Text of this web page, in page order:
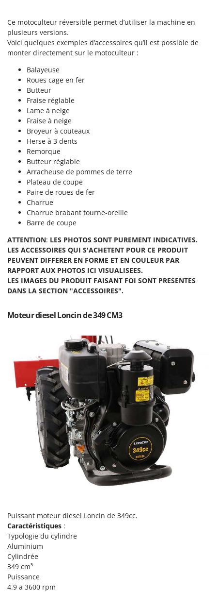
Pulvérisateurs portés
R
Rafraîchisseurs d'air par évaporation
Râpes à fromage électriques
Râteaux pour tracteur
Remplisseuses
Robots nettoyeurs de piscine
Robots Tondeuses
Rogneuses de souches
Rouleaux pour tracteur
Scies à os
Scies à Ruban
Scies alternatives à batterie
Scies de jardin télescopiques
Sécateurs électriques à batterie
Sécateurs et Échenilloirs manuels
Sécateurs pneumatiques
Semoirs et Épandeurs d'engrais
Soufreuses - Poudreuses à dos
Soufreuses - Poudreuses pour tracteur
Taille-haies
Taille-haies à bras pour tracteur
Tarières
Tondeuses à Gazon
Tondeuses autoportées
Tondeuses débroussailleuses thermiques
Trancheuses
Trancheuses de sol
Treuils de débardage
Tronçonneuses
V
Vêtements de Sécurité
Vibroculteurs à tracteur
GVS
GYS
Hailo
Helvi
Henx
HiKOKI
Honda
Idromatic
Il-Tec
Imperia
Infaco
Intec
Intex
Italyco
ITM
J JOLLY ITALIA
KAAZ
Kemper
Keter
KitchenAid
Komo
Laica
Lampacrescia - MGM
Landxcape
LAR Casalinghi
Lisam
Lotusgrill
M
M.A.I.BO.
Macom
Macte Ovens
Ce motoculteur réversible permet d’utiliser la machine en
plusieurs versions.
Voici quelques exemples d’accessoires qu’il est possible de
monter directement sur le motoculteur :
Balayeuse
Roues cage en fer
Butteur
Fraise réglable
Lame à neige
Fraise à neige
Broyeur à couteaux
Herse à 3 dents
Remorque
Butteur réglable
Arracheuse de pommes de terre
Plateau de coupe
Paire de roues de fer
Charrue
Charrue brabant tourne-oreille
Barre de coupe
ATTENTION: LES PHOTOS SONT PUREMENT INDICATIVES.
LES ACCESSOIRES QUI S'ACHETENT POUR CE PRODUIT
PEUVENT DIFFERER EN FORME ET EN COULEUR PAR
RAPPORT AUX PHOTOS ICI VISUALISEES.
LES IMAGES DU PRODUIT FAISANT FOI SONT PRESENTES
DANS LA SECTION "ACCESSOIRES".
Moteur diesel Loncin de 349 CM3
Puissant moteur diesel Loncin de 349cc.
Caractéristiques :
Typologie du cylindre
Aluminium
Cylindrée
349 cm³
Puissance
4.9 a 3600 rpm